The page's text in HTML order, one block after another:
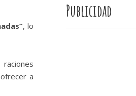
, lo
a
Publicidad